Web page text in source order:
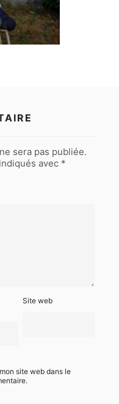
sera pas publiée.
avec *
Site web
site web dans le